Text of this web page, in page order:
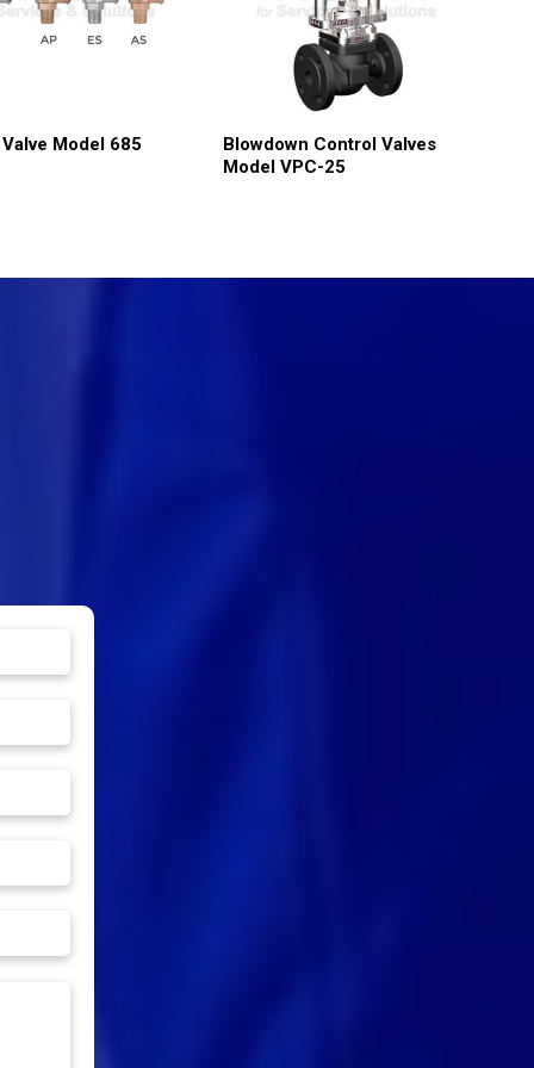
Model 685
Blowdown Control Valves
Model VPC-25